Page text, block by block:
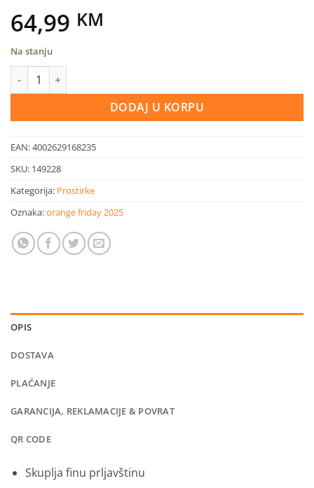
64,99 KM
Na stanju
Prostirka Miabella 50 x 150 cm Dreiecke Hellgrau količina
DODAJ U KORPU
EAN:4002629168235
SKU: 149228
Kategorija: Prostirke
Oznaka:orange friday 2025
OPIS
DOSTAVA
PLAĆANJE
GARANCIJA, REKLAMACIJE & POVRAT
QR CODE
Skuplja finu prljavštinu